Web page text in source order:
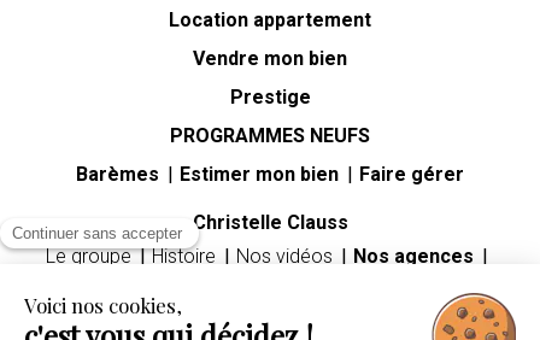
Continuer sans accepter
Voici nos cookies,
Location appartement
Vendre mon bien
Prestige
PROGRAMMES NEUFS
Barèmes
Estimer mon bien Faire gérer
Christelle Clauss
Le groupe
Histoire Nos vidéos
Nos agences